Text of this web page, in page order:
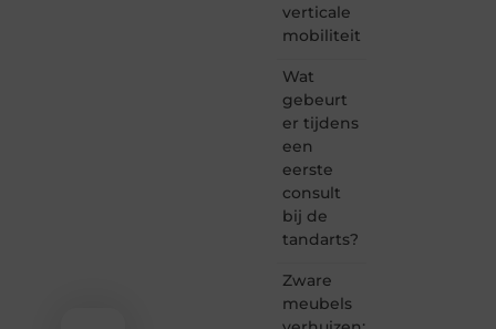
verticale
mobiliteit
Wat
gebeurt
er tijdens
een
eerste
consult
bij de
tandarts?
Zware
meubels